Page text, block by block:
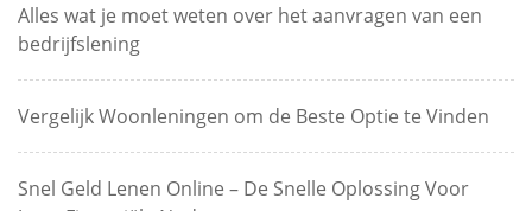
Alles wat je moet weten over het aanvragen van een
bedrijfslening
Vergelijk Woonleningen om de Beste Optie te Vinden
Snel Geld Lenen Online – De Snelle Oplossing Voor